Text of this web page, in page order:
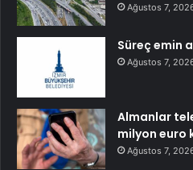
Ağustos 7,
Süreç emin
Ağustos 7,
Almanlar
milyon euro
Ağustos 7,